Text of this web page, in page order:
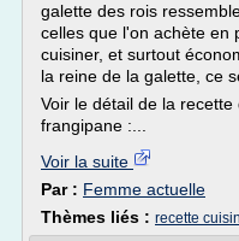
galette des rois
celles que l'on achète en
cuisiner, et surtout
la reine de la galette, ce
Voir le détail de la
frangipane :...
Voir la suite
Par : Femme actuelle
Thèmes liés : recette